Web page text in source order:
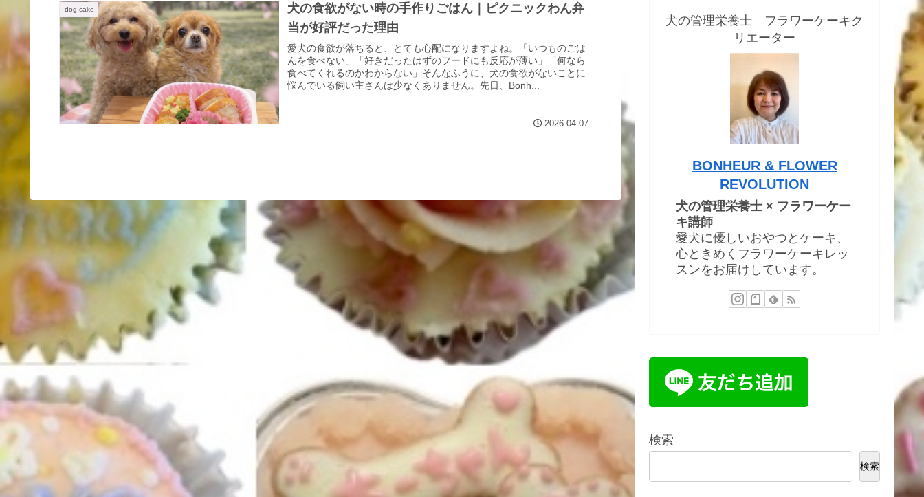
dog cake
犬の食欲がない時の手作りごはん｜ピクニックわん弁
当が好評だった理由
愛犬の食欲が落ちると、とても心配になりますよね。「いつものごは
んを食べない」「好きだったはずのフードにも反応が薄い」「何なら
食べてくれるのかわからない」そんなふうに、犬の食欲がないことに
悩んでいる飼い主さんは少なくありません。先日、Bonh...
2026.04.07
犬の管理栄養士 フラワーケーキク
リエーター
BONHEUR & FLOWER
REVOLUTION
犬の管理栄養士 × フラワーケー
キ講師
愛犬に優しいおやつとケーキ、
心ときめくフラワーケーキレッ
スンをお届けしています。
検索
検索